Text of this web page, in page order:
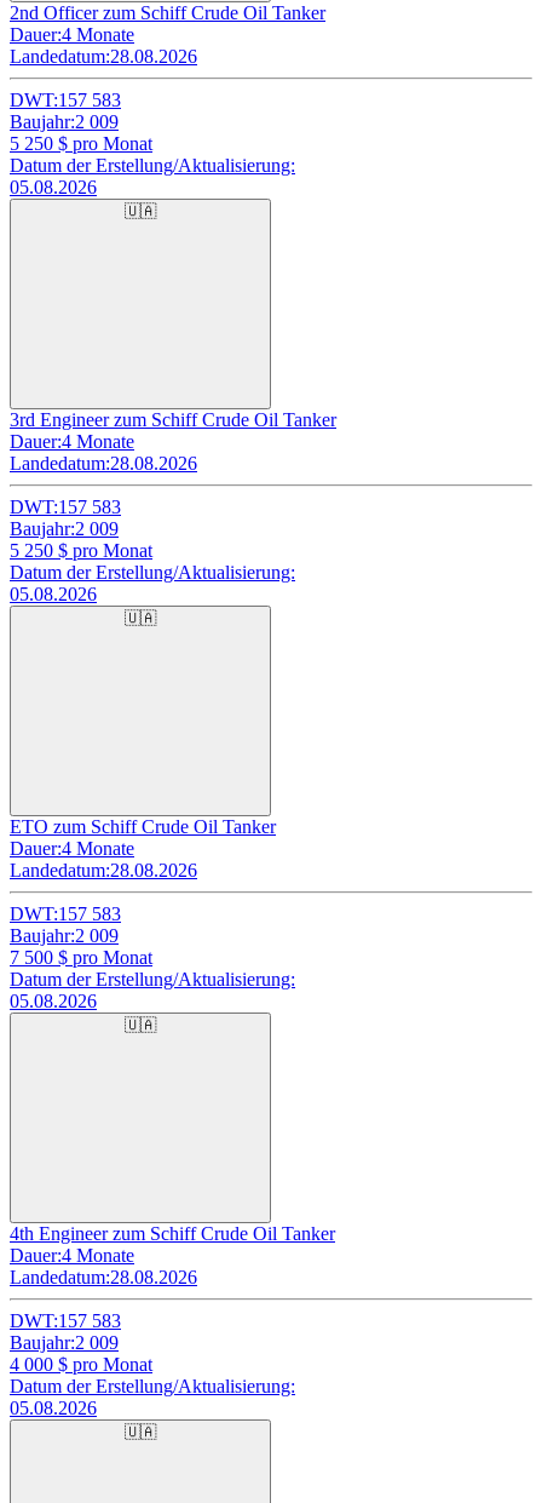
2nd Officer zum Schiff Crude Oil Tanker
Dauer:4 Monate
Landedatum:28.08.2026
DWT:157 583
Baujahr:2 009
5 250 $ pro Monat
Datum der Erstellung/Aktualisierung:
05.08.2026
🇺🇦
3rd Engineer zum Schiff Crude Oil Tanker
Dauer:4 Monate
Landedatum:28.08.2026
DWT:157 583
Baujahr:2 009
5 250 $ pro Monat
Datum der Erstellung/Aktualisierung:
05.08.2026
🇺🇦
ETO zum Schiff Crude Oil Tanker
Dauer:4 Monate
Landedatum:28.08.2026
DWT:157 583
Baujahr:2 009
7 500 $ pro Monat
Datum der Erstellung/Aktualisierung:
05.08.2026
🇺🇦
4th Engineer zum Schiff Crude Oil Tanker
Dauer:4 Monate
Landedatum:28.08.2026
DWT:157 583
Baujahr:2 009
4 000 $ pro Monat
Datum der Erstellung/Aktualisierung:
05.08.2026
🇺🇦